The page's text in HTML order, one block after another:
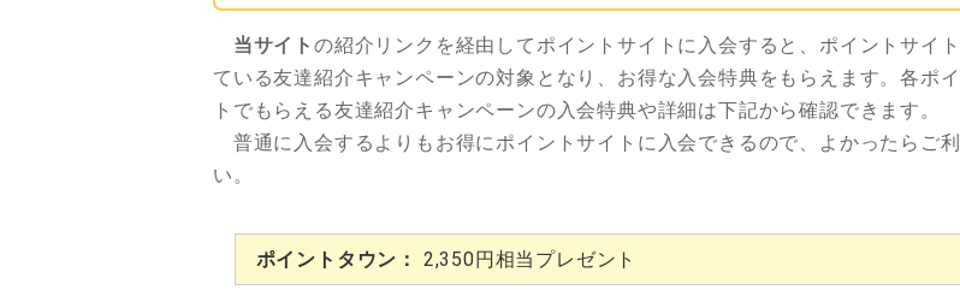
当サイトの紹介リンクを経由してポイントサイトに入会すると、ポイントサイ
ている友達紹介キャンペーンの対象となり、お得な入会特典をもらえます。各ポ
トでもらえる友達紹介キャンペーンの入会特典や詳細は下記から確認できます。
普通に入会するよりもお得にポイントサイトに入会できるので、よかったらご
い。
ポイントタウン： 2,350円相当プレゼント